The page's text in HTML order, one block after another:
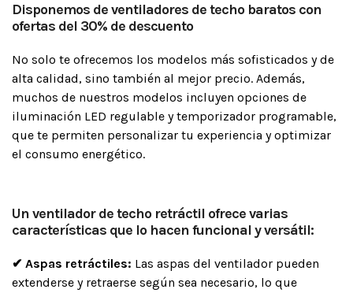
Disponemos de ventiladores de techo baratos con
ofertas del 30% de descuento
No solo te ofrecemos los modelos más sofisticados y de
alta calidad, sino también al mejor precio. Además,
muchos de nuestros modelos incluyen opciones de
iluminación LED regulable y temporizador programable,
que te permiten personalizar tu experiencia y optimizar
el consumo energético.
Un ventilador de techo retráctil ofrece varias
características que lo hacen funcional y versátil:
✔ Aspas retráctiles: Las aspas del ventilador pueden
extenderse y retraerse según sea necesario, lo que